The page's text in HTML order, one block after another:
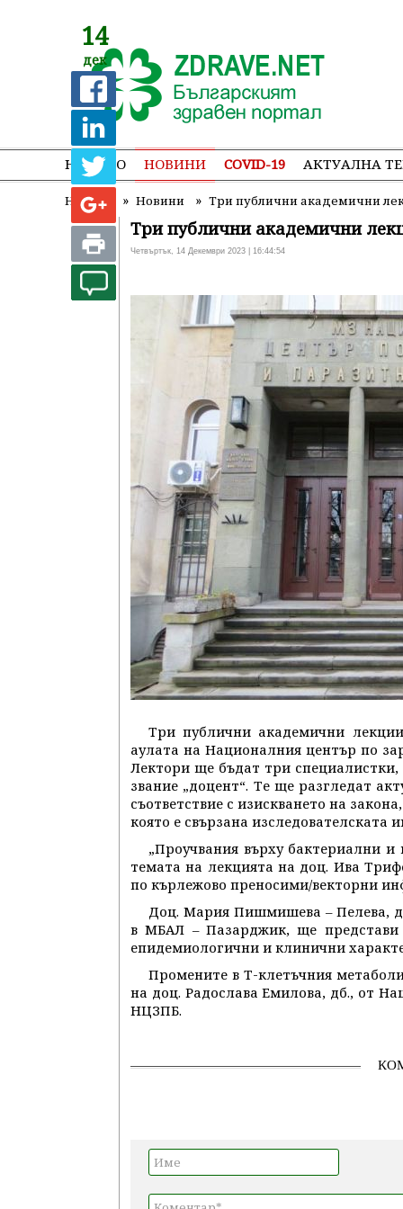
НАЧАЛО НОВИНИ COVID-19 АКТУАЛНА
Начало » Новини » Три публични академични
14
дек
Три публични академични
Четвъртък, 14 Декември 2023 | 16:44:54
Три публични академични
аулата на Националния център по
Лектори ще бъдат три
звание „доцент“. Те ще разгледат
съответствие с изискването на
която е свързана изследователската
„Проучвания върху бактериални
темата на лекцията на доц. Ива
по кърлежово преносими/векторни
Доц. Мария Пишмишева – Пелева,
в МБАЛ – Пазарджик, ще представи
епидемиологични и клинични
Промените в Т-клетъчния
на доц. Радослава Емилова, дб., от
НЦЗПБ.